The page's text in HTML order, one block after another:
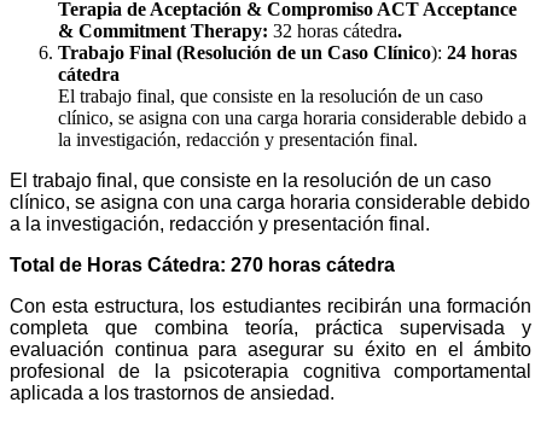
Terapia de Aceptación & Compromiso ACT Acceptance
& Commitment Therapy: 32 horas cátedra.
Trabajo Final (Resolución de un Caso Clínico): 24 horas
cátedra
El trabajo final, que consiste en la resolución de un caso
clínico, se asigna con una carga horaria considerable debido a
la investigación, redacción y presentación final.
El trabajo final, que consiste en la resolución de un caso
clínico, se asigna con una carga horaria considerable debido
a la investigación, redacción y presentación final.
Total de Horas Cátedra: 270 horas cátedra
Con esta estructura, los estudiantes recibirán una formación
completa que combina teoría, práctica supervisada y
evaluación continua para asegurar su éxito en el ámbito
profesional de la psicoterapia cognitiva comportamental
aplicada a los trastornos de ansiedad.